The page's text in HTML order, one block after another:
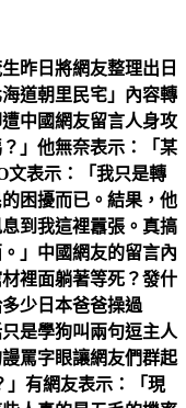
昨日將網友整理出日
道朝里民宅」內容轉
中國網友留言人身攻
」他無奈表示：「某
文表示：「我只是轉
困擾而已。結果，他
到我這裡囂張。真搞
」中國網友的留言內
裡面躺著等死？發什
少日本爸爸操過
是學狗叫兩句逗主人
罵字眼讓網友們群起
」有網友表示：「現